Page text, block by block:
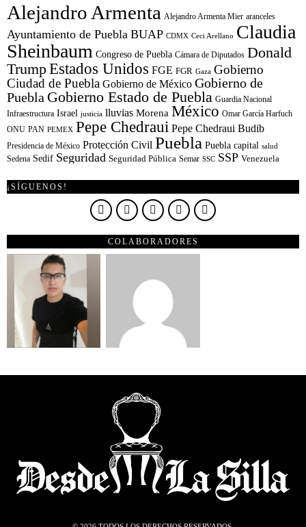
Alejandro Armenta Alejandro Armenta Mier aranceles
Ayuntamiento de Puebla BUAP CDMX Ceci Arellano Claudia
Sheinbaum Congreso de Puebla Cámara de Diputados Donald
TrumpEstados Unidos FGE FGR Gaza Gobierno
Ciudad de Puebla Gobierno de México Gobierno de
Puebla Gobierno Estado de Puebla Guardia Nacional
Infraestructura Israel justicia lluvias Morena México Omar García Harfuch
ONU PAN PEMEX Pepe Chedraui Pepe Chedraui Budib
Presidencia de México Protección Civil Puebla Puebla capital salud
Sedena Sedif Seguridad Seguridad Pública Semar SSC SSP Venezuela
¡SÍGUENOS!
COLABORADORES